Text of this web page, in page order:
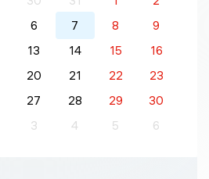
6 7 8
9
13 14 15
16
20 21 22
23
27 28 29
30
3 4 5 6